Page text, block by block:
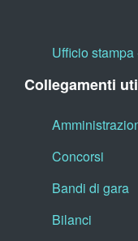
Ufficio
Collegamenti
Concorsi
Bandi di gara
Bilanci